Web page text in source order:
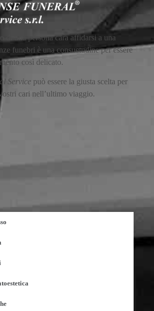
di una persona cara affidarsi a una
funebri è una consuetudine per essere
così delicato.
Service può essere la giusta scelta per
cari nell’ultimo viaggio.